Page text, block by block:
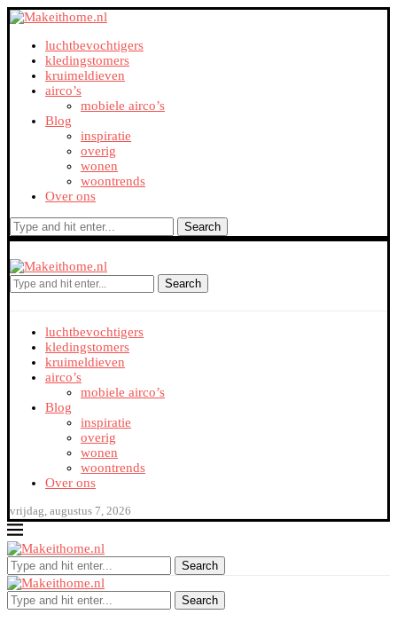
luchtbevochtigers
kledingstomers
kruimeldieven
airco’s
mobiele airco’s
Blog
inspiratie
overig
wonen
woontrends
Over ons
Search
Search
luchtbevochtigers
kledingstomers
kruimeldieven
airco’s
mobiele airco’s
Blog
inspiratie
overig
wonen
woontrends
Over ons
vrijdag, augustus 7, 2026
Search
Search